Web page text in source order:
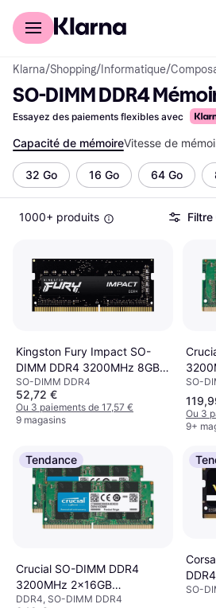
Acheter avec Klarna
Klarna/Shopping/ Informatique/
SO-DIMM DDR4
Essayez des paiements flexibles avec
Capacité de mémoireVitesse de
32 Go 16 Go 64 Go
1000+ produits Filtre
Kingston Fury Impact SO-
DIMM DDR4 3200MHz 8GB
(KF432S20IB/8)
SO-DIMM DDR4
52,72 €
Ou 3 paiements de 17,57 €
9 magasins
SO-
Ou 3
9+
Tendance
Crucial SO-DIMM DDR4
3200MHz 2x16GB
(CT2K16G4SFRA32A)
DDR4, SO-DIMM DDR4
SO-